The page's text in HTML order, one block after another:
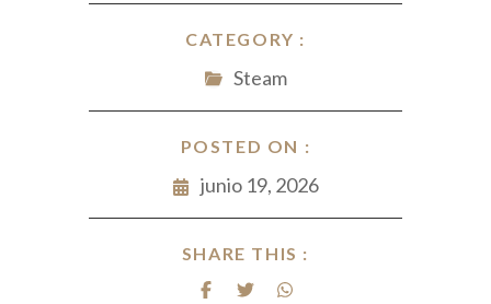
CATEGORY :
Steam
POSTED ON :
junio 19, 2026
SHARE THIS :